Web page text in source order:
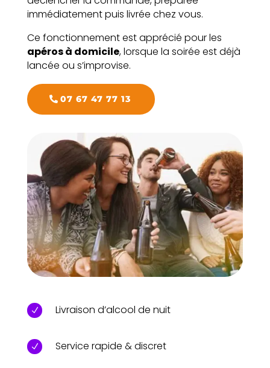
immédiatement puis livrée chez vous.
Ce fonctionnement est apprécié pour les
apéros à domicile, lorsque la soirée est déjà
lancée ou s’improvise.
07 67 47 77 13
N Livraison d’alcool de nuit
N Service rapide & discret